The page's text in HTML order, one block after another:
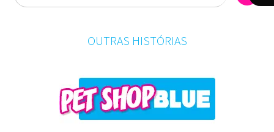
OUTRAS HISTÓRIAS